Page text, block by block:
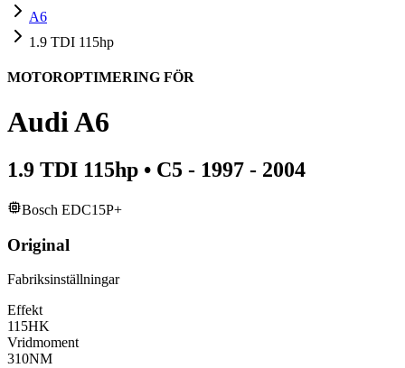
A6
1.9 TDI 115hp
MOTOROPTIMERING FÖR
AudiA6
1.9 TDI 115hp • C5 - 1997 - 2004
Bosch EDC15P+
Original
Fabriksinställningar
Effekt
115HK
Vridmoment
310NM